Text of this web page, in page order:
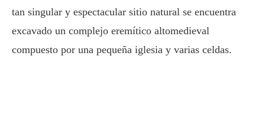
tan singular y espectacular sitio natural se encuentra
excavado un complejo eremítico altomedieval
compuesto por una pequeña iglesia y varias celdas.